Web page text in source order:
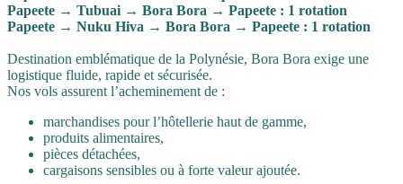
Papeete → Tubuai → Bora Bora → Papeete : 1 rotation
Papeete → Nuku Hiva → Bora Bora → Papeete : 1 rotation
Destination emblématique de la Polynésie, Bora Bora exige une
logistique fluide, rapide et sécurisée.
Nos vols assurent l’acheminement de :
marchandises pour l’hôtellerie haut de gamme,
produits alimentaires,
pièces détachées,
cargaisons sensibles ou à forte valeur ajoutée.